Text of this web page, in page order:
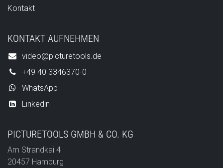
Kontakt
KONTAKT AUFNEHMEN
video@picturetools.de
+49 40 3346370-0
WhatsApp
Linkedin
PICTURETOOLS GMBH & CO. KG
Am Strandkai 4
20457 Hamburg